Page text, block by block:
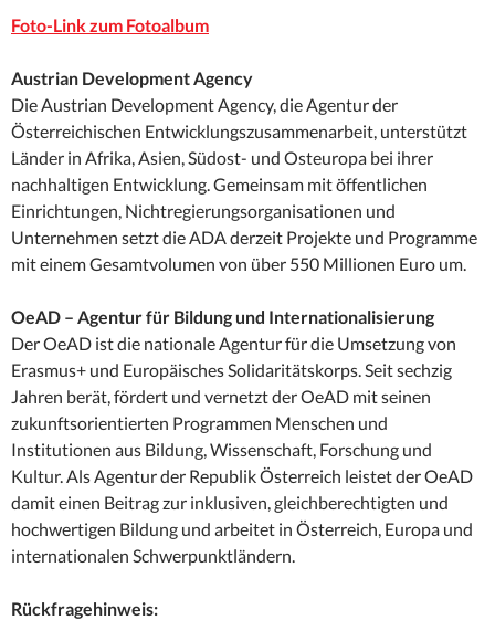
Foto-Link zum Fotoalbum
Austrian Development Agency
Die Austrian Development Agency, die Agentur der
Österreichischen Entwicklungszusammenarbeit, unterstützt
Länder in Afrika, Asien, Südost- und Osteuropa bei ihrer
nachhaltigen Entwicklung. Gemeinsam mit öffentlichen
Einrichtungen, Nichtregierungsorganisationen und
Unternehmen setzt die ADA derzeit Projekte und Programme
mit einem Gesamtvolumen von über 550 Millionen Euro um.
OeAD – Agentur für Bildung und Internationalisierung
Der OeAD ist die nationale Agentur für die Umsetzung von
Erasmus+ und Europäisches Solidaritätskorps. Seit sechzig
Jahren berät, fördert und vernetzt der OeAD mit seinen
zukunftsorientierten Programmen Menschen und
Institutionen aus Bildung, Wissenschaft, Forschung und
Kultur. Als Agentur der Republik Österreich leistet der OeAD
damit einen Beitrag zur inklusiven, gleichberechtigten und
hochwertigen Bildung und arbeitet in Österreich, Europa und
internationalen Schwerpunktländern.
Rückfragehinweis: